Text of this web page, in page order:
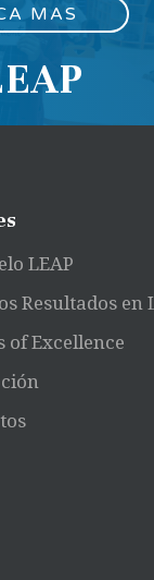
MAS
LEAP
Resultados en
of Excellence